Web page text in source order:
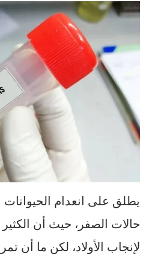
يطلق على انعدام
حالات الصفر، حيث أن
لإنجاب الأولاد، لكن ما أن